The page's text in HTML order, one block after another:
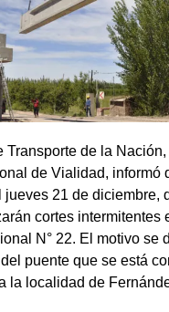
Transporte de la
de Vialidad, informó
jueves 21 de diciembre,
cortes intermitentes
N° 22. El motivo se
puente que se está
la localidad de